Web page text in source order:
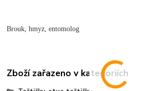
Brouk, hmyz, entomolog
Zboží zařazeno v kategoriích